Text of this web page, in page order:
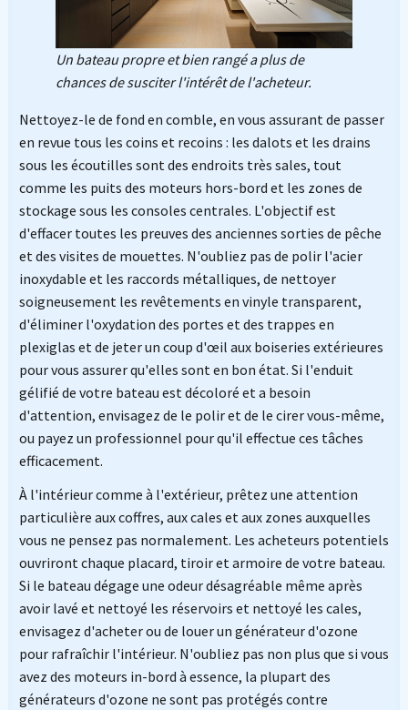
Un bateau propre et bien rangé a plus de
chances de susciter l'intérêt de l'acheteur.
Nettoyez-le de fond en comble, en vous assurant de passer
en revue tous les coins et recoins : les dalots et les drains
sous les écoutilles sont des endroits très sales, tout
comme les puits des moteurs hors-bord et les zones de
stockage sous les consoles centrales. L'objectif est
d'effacer toutes les preuves des anciennes sorties de pêche
et des visites de mouettes. N'oubliez pas de polir l'acier
inoxydable et les raccords métalliques, de nettoyer
soigneusement les revêtements en vinyle transparent,
d'éliminer l'oxydation des portes et des trappes en
plexiglas et de jeter un coup d'œil aux boiseries extérieures
pour vous assurer qu'elles sont en bon état. Si l'enduit
gélifié de votre bateau est décoloré et a besoin
d'attention, envisagez de le polir et de le cirer vous-même,
ou payez un professionnel pour qu'il effectue ces tâches
efficacement.
À l'intérieur comme à l'extérieur, prêtez une attention
particulière aux coffres, aux cales et aux zones auxquelles
vous ne pensez pas normalement. Les acheteurs potentiels
ouvriront chaque placard, tiroir et armoire de votre bateau.
Si le bateau dégage une odeur désagréable même après
avoir lavé et nettoyé les réservoirs et nettoyé les cales,
envisagez d'acheter ou de louer un générateur d'ozone
pour rafraîchir l'intérieur. N'oubliez pas non plus que si vous
avez des moteurs in-bord à essence, la plupart des
générateurs d'ozone ne sont pas protégés contre